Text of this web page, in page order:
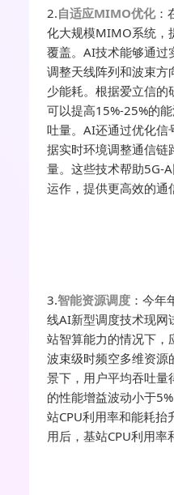
2.自适应MIMO优化：
化大规模MIMO系统，
覆盖。AI技术能够通过
调整天线阵列和波束方
少能耗。根据爱立信
可以提高15%-25%的
吐量。AI还通过优化信
据实时环境调整通信链
量。这些技术帮助5G-
运作，提供更高效的通
3.智能资源调度 ：今年
线AI新型调度技术现网
站智算能力的情况下
波束级时频空多维资源
景下，用户平均吞吐量
的性能增益波动小于
站CPU利用率和能耗抬
用后，基站CPU利用率